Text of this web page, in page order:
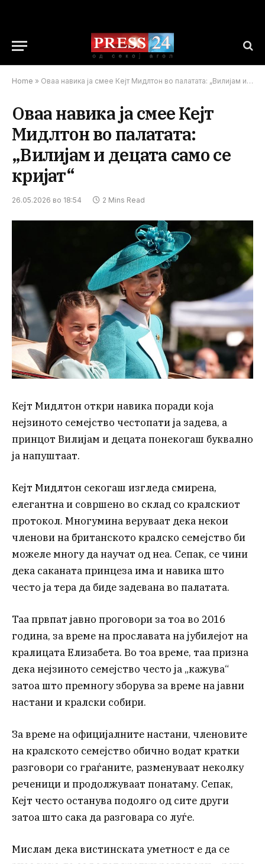
Home » Оваа навика ја смее Кејт Мидлтон во палатата: „Вилијам и децата само се кријат“
Оваа навика ја смее Кејт
Мидлтон во палатата:
„Вилијам и децата само се
кријат“
26.05.2026 во 18:54 2 Mins Read
Кејт Мидлтон откри навика поради која
нејзиното семејство честопати ја задева, а
принцот Вилијам и децата понекогаш буквално
ја напуштаат.
Кејт Мидлтон секогаш изгледа смирена,
елегантна и совршено во склад со кралскиот
протокол. Многумина веруваат дека некои
членови на британското кралско семејство би
можеле многу да научат од неа. Сепак, се чини
дека саканата принцеза има и навика што
често ја тера да биде задевана во палатата.
Таа првпат јавно проговори за тоа во 2016
година, за време на прославата на јубилејот на
кралицата Елизабета. Во тоа време, таа призна
дека нејзиното семејство често ја „кажува“
затоа што премногу зборува за време на јавни
настани и кралски собири.
За време на официјалните настани, членовите
на кралското семејство обично водат кратки
разговори со граѓаните, разменуваат неколку
реченици и продолжуваат понатаму. Сепак,
Кејт често останува подолго од сите други
затоа што сака да разговара со луѓе.
Мислам дека вистинската уметност е да се